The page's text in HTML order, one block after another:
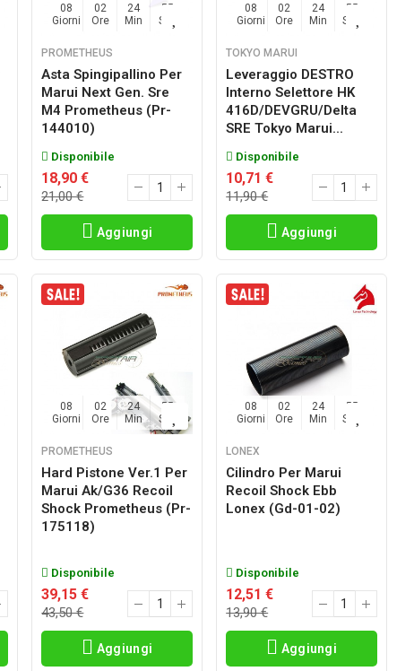
08
Giorni
02
Ore
24
Min
54
Sec
PROMETHEUS
Asta Spingipallino Per
Marui Next Gen. Sre
M4 Prometheus (pr-
144010)
Disponibile
18,90 €
21,00 €
Aggiungi
08
Giorni
02
Ore
24
Min
54
Sec
TOKYO MARUI
Leveraggio DESTRO
Interno Selettore HK
416D/DEVGRU/Delta
SRE Tokyo Marui...
Disponibile
10,71 €
11,90 €
Aggiungi
08
Giorni
02
Ore
24
Min
54
Sec
PROMETHEUS
Hard Pistone Ver.1 Per
Marui Ak/g36 Recoil
Shock Prometheus (pr-
175118)
Disponibile
39,15 €
43,50 €
Aggiungi
08
Giorni
02
Ore
24
Min
54
Sec
LONEX
Cilindro Per Marui
Recoil Shock Ebb
Lonex (gd-01-02)
Disponibile
12,51 €
13,90 €
Aggiungi